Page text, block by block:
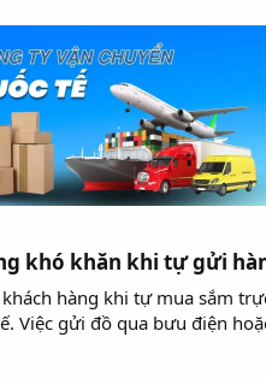
khó khăn khi tự gửi
hàng khi tự mua sắm
Việc gửi đồ qua bưu điện